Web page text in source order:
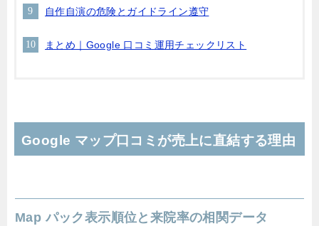
自作自演の危険とガイドライン遵守
まとめ｜Google 口コミ運用チェックリスト
Google マップ口コミが売上に直結する理由
Map パック表示順位と来院率の相関データ